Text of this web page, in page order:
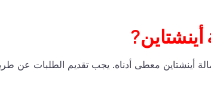
أينشتاين معطى أدناه. يجب تقديم الطلبات عن